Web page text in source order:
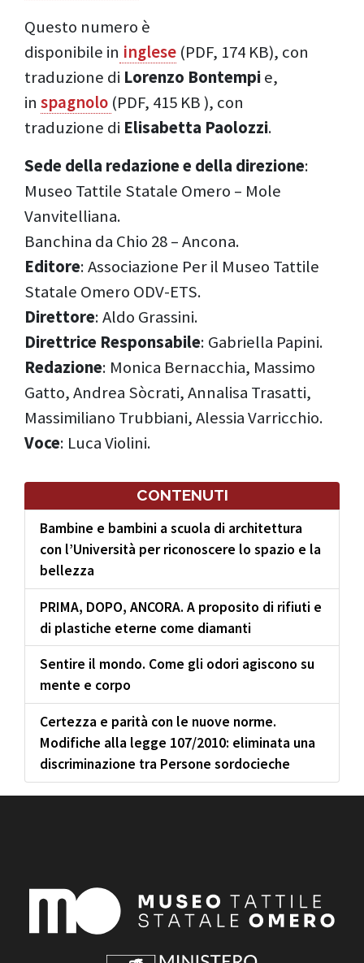
Questo numero è
disponibile in inglese (PDF, 174 KB), con
traduzione di Lorenzo Bontempie,
in spagnolo (PDF, 415 KB ), con
traduzione di Elisabetta Paolozzi.
Sede della redazione e della direzione:
Museo Tattile Statale Omero – Mole
Vanvitelliana.
Banchina da Chio 28 – Ancona.
Editore: Associazione Per il Museo Tattile
Statale Omero ODV-ETS.
Direttore: Aldo Grassini.
Direttrice Responsabile: Gabriella Papini.
Redazione: Monica Bernacchia, Massimo
Gatto, Andrea Sòcrati, Annalisa Trasatti,
Massimiliano Trubbiani, Alessia Varricchio.
Voce: Luca Violini.
CONTENUTI
Bambine e bambini a scuola di architettura
con l’Università per riconoscere lo spazio e la
bellezza
PRIMA, DOPO, ANCORA. A proposito di rifiuti e
di plastiche eterne come diamanti
Sentire il mondo. Come gli odori agiscono su
mente e corpo
Certezza e parità con le nuove norme.
Modifiche alla legge 107/2010: eliminata una
discriminazione tra Persone sordocieche